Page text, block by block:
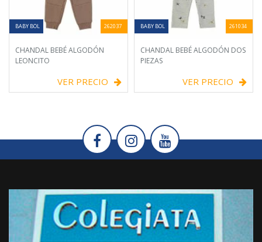
BABY BOL 262037
CHANDAL BEBÉ ALGODÓN
LEONCITO
VER PRECIO
BABY BOL 261034
CHANDAL BEBÉ ALGODÓN DOS
PIEZAS
VER PRECIO